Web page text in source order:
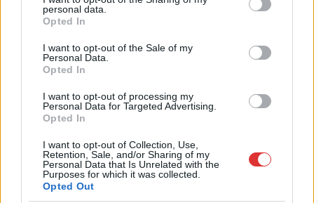
grant or deny consent to Google and its third-party tags to
use your data for below specified purposes in below Google
consent section.
personal data.
Opted In
I want to opt-out of the Sale of my
Personal Data.
Opted In
I want to opt-out of processing my
Personal Data for Targeted Advertising.
Opted In
I want to opt-out of Collection, Use,
Retention, Sale, and/or Sharing of my
Personal Data that Is Unrelated with the
Purposes for which it was collected.
Opted Out
ütemes menetrenddel közlekedő tram-train típusú
szolgáltatásfejlesztésre. A blog megjegyzi, hogy 2023-ban lesz
ünnepeljük a „Pest-Besztercebányai Vasút” vasút építési
engedélye kiadásának 160-adik évfordulóját, amelynek része
a Hatvan-Salgótarján vonalszakasz. Hatvan a budapesti
elővárosi vasúti közlekedés keleti végpontja, Heves megye
kapuja, Észak-kelet-Magyarország egyik fontos, földrajzi-
logisztikai szempontból nagyszerű fekvésű, attraktívan
fejlődő polgárvárosa. A térség észak-déli, kelet-nyugati…
TOVÁBB OLVASOM